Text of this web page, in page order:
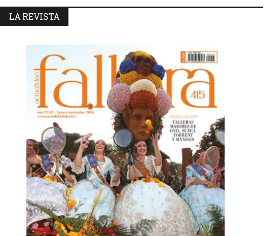
LA REVISTA